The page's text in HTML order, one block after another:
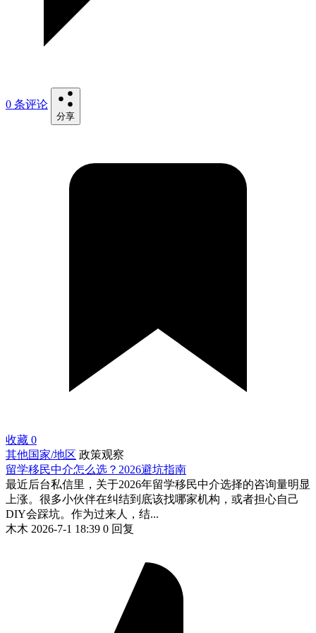
0 条评论
分享
收藏 0
其他国家/地区 政策观察
留学移民中介怎么选？2026避坑指南
最近后台私信里，关于2026年留学移民中介选择的咨询量明显
上涨。很多小伙伴在纠结到底该找哪家机构，或者担心自己
DIY会踩坑。作为过来人，结...
木木 2026-7-1 18:39 0 回复